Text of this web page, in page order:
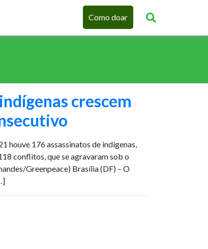
Como doar
crescem
houve 176 assassinatos de indígenas,
conflitos, que se agravaram sob o
Greenpeace) Brasília (DF) – O